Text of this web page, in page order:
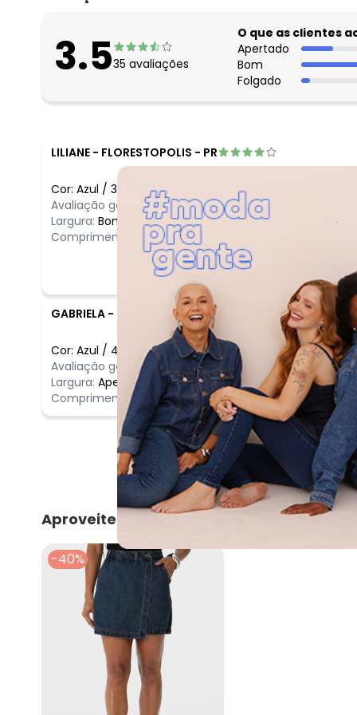
3.535 avaliações
O que as clientes
Apertado
Bom
Folgado
LILIANE - FLORESTOPOLIS - PR
Cor: Azul / 36
Avaliação geral do produto: Ótimo
Largura: Bom
Comprimento:
Bom
GABRIELA - SUMARE - SP
Cor: Azul / 46
Avaliação geral do produto: Ótimo
Largura: Apertado
Comprimento:
Bom
Ótimo
Aproveite e compre junto
-40%